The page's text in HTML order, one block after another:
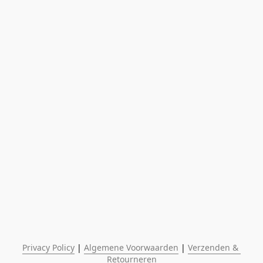
Privacy Policy | Algemene Voorwaarden | Verzenden &
Retourneren